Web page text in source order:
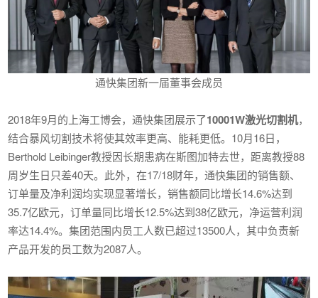
通快集团新一届董事会成员
2018年9月的上海工博会，通快集团展示了10001W激光切割机，
结合暴风切割技术将使其效率更高、能耗更低。10月16日，
Berthold Leibinger教授因长期患病在斯图加特去世，距离教授88
周岁生日只差40天。此外，在17/18财年，通快集团的销售额、
订单量及净利润均实现显著增长，销售额同比增长14.6%达到
35.7亿欧元，订单量同比增长12.5%达到38亿欧元，净运营利润
率达14.4%。集团范围内员工人数已超过13500人，其中负责新
产品开发的员工数为2087人。